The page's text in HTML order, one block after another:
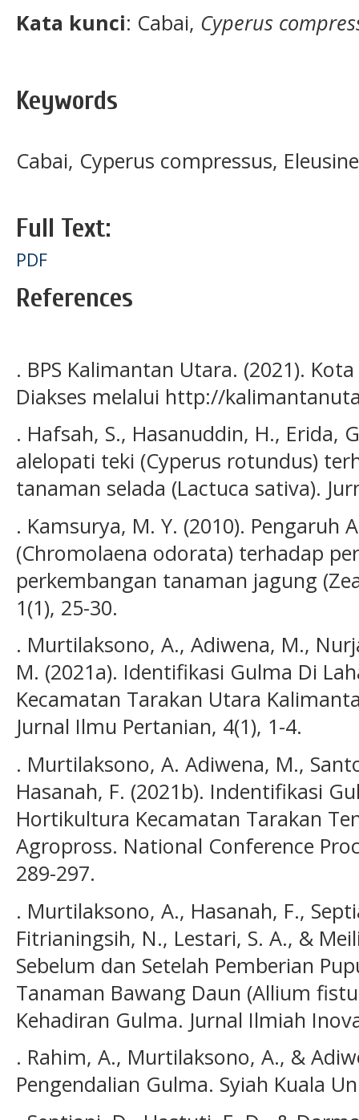
Kata kunci: Cabai, Cyperus
Keywords
Cabai, Cyperus compressus,
Full Text:
PDF
References
. BPS Kalimantan Utara. (2021).
Diakses melalui http://
. Hafsah, S., Hasanuddin, H., Erida,
alelopati teki (Cyperus rotundus)
tanaman selada (Lactuca sativa).
. Kamsurya, M. Y. (2010). Pengaruh
(Chromolaena odorata) terhadap
perkembangan tanaman jagung
1(1), 25-30.
. Murtilaksono, A., Adiwena, M.,
M. (2021a). Identifikasi Gulma Di
Kecamatan Tarakan Utara
Jurnal Ilmu Pertanian, 4(1), 1-4.
. Murtilaksono, A. Adiwena, M.,
Hasanah, F. (2021b). Indentifikasi
Hortikultura Kecamatan Tarakan
Agropross. National Conference
289-297.
. Murtilaksono, A., Hasanah, F.,
Fitrianingsih, N., Lestari, S. A., &
Sebelum dan Setelah Pemberian
Tanaman Bawang Daun (Allium
Kehadiran Gulma. Jurnal Ilmiah
. Rahim, A., Murtilaksono, A., &
Pengendalian Gulma. Syiah Kuala